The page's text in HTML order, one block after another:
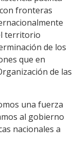
fronteras
territorio
de los
que en
de las
una fuerza
al gobierno
nacionales a